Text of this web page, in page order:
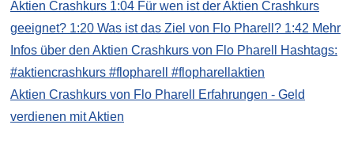
Aktien Crashkurs von Flo Pharell Erfahrungen - Geld
verdienen mit Aktien